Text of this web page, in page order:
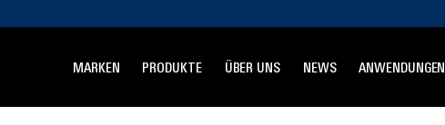
MARKEN PRODUKTE ÜBER UNS NEWS ANWENDUNGEN